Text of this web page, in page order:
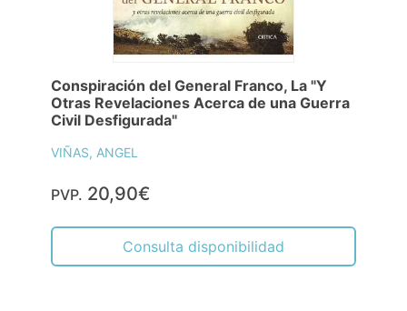
Conspiración del General Franco, La "Y
Otras Revelaciones Acerca de una Guerra
Civil Desfigurada"
VIÑAS, ANGEL
PVP. 20,90€
Consulta disponibilidad